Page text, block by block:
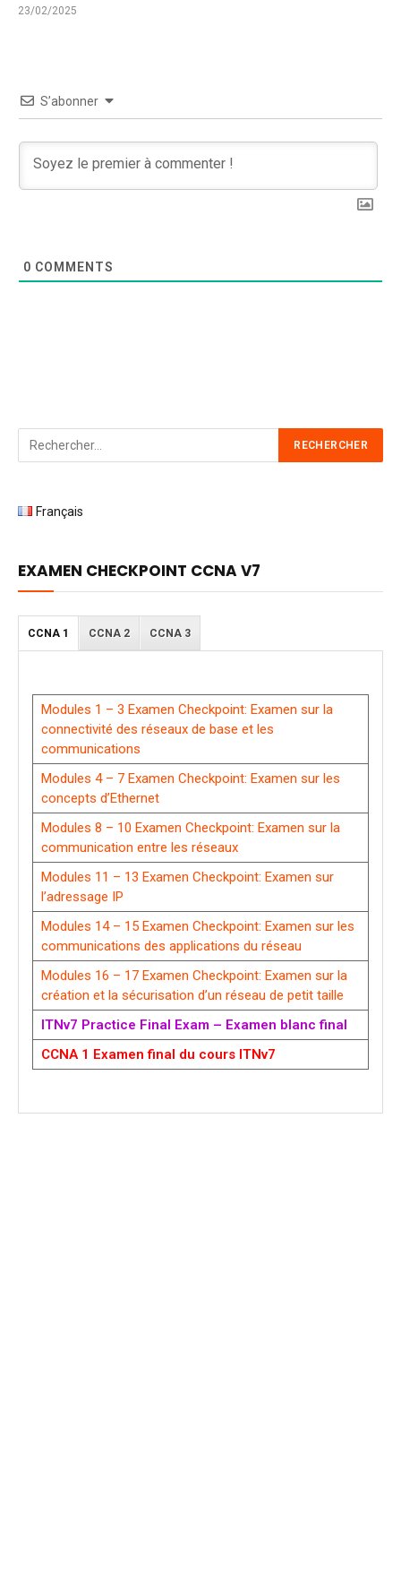
23/02/2025
S’abonner
0 COMMENTS
Français
EXAMEN CHECKPOINT CCNA V7
CCNA 1 CCNA 2 CCNA 3
Modules 1 – 3 Examen Checkpoint: Examen sur la
connectivité des réseaux de base et les
communications
Modules 4 – 7 Examen Checkpoint: Examen sur les
concepts d’Ethernet
Modules 8 – 10 Examen Checkpoint: Examen sur la
communication entre les réseaux
Modules 11 – 13 Examen Checkpoint: Examen sur
l’adressage IP
Modules 14 – 15 Examen Checkpoint: Examen sur les
communications des applications du réseau
Modules 16 – 17 Examen Checkpoint: Examen sur la
création et la sécurisation d’un réseau de petit taille
ITNv7 Practice Final Exam – Examen blanc final
CCNA 1 Examen final du cours ITNv7